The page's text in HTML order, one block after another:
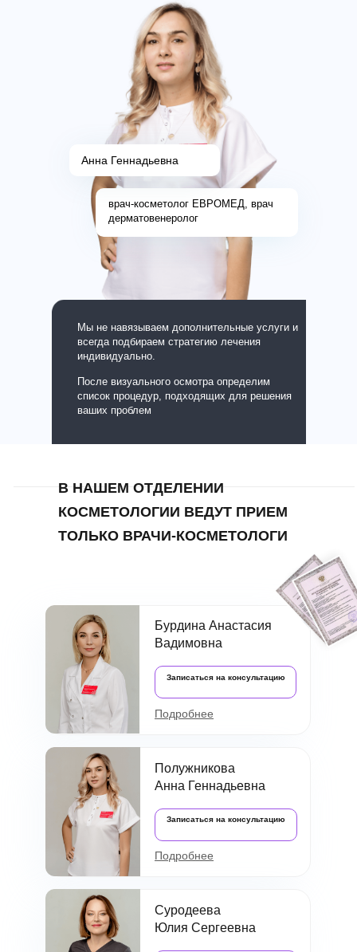
Мы не навязываем дополнительные услуги и
всегда подбираем стратегию лечения
индивидуально.
После визуального осмотра определим
список процедур, подходящих для решения
ваших проблем
Анна Геннадьевна
врач-косметолог ЕВРОМЕД, врач
дерматовенеролог
Бурдина Анастасия
Вадимовна
Записаться на консультацию
Подробнее
Полужникова
Анна Геннадьевна
Записаться на консультацию
Подробнее
Суродеева
Юлия Сергеевна
В НАШЕМ ОТДЕЛЕНИИ
КОСМЕТОЛОГИИ ВЕДУТ ПРИЕМ
ТОЛЬКО ВРАЧИ-КОСМЕТОЛОГИ